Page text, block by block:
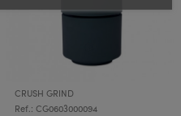
CRUSH GRIND
Ref.: CG0603000094